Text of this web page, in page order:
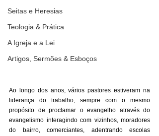
Seitas e Heresias
Teologia & Prática
A Igreja e a Lei
Artigos, Sermões & Esboços
Ao longo dos anos, vários pastores estiveram na
liderança do trabalho, sempre com o mesmo
propósito de proclamar o evangelho através do
evangelismo interagindo com vizinhos, moradores
do bairro, comerciantes, adentrando escolas